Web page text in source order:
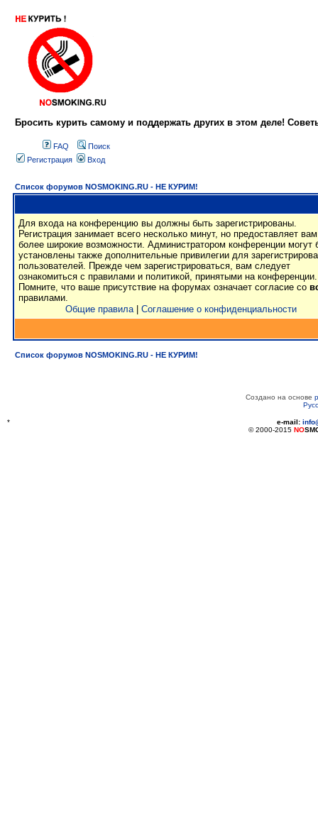
Бросить курить самому и поддержать других в этом деле!
FAQ
Поиск
Регистрация
Вход
Список форумов NOSMOKING.RU - НЕ КУРИМ!
Для входа на конференцию вы должны быть зарегистрированы.
Регистрация занимает всего несколько минут, но предоставляет вам
более широкие возможности. Администратором конференции могут
установлены также дополнительные привилегии для
пользователей. Прежде чем зарегистрироваться, вам следует
ознакомиться с правилами и политикой, принятыми на конференции.
Помните, что ваше присутствие на форумах означает согласие со
правилами.
Общие правила| Соглашение о конфиденциальности
Список форумов NOSMOKING.RU - НЕ КУРИМ!
Создано на основе
* e-mail:
© 2000-2015 NO